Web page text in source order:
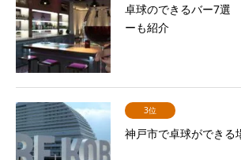
卓球のできるバー7選
ーも紹介
3位
神戸市で卓球ができる